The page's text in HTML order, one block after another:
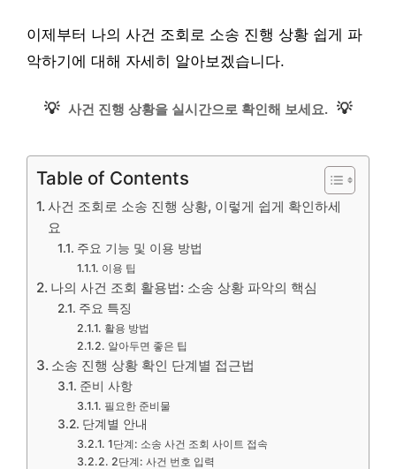
이제부터 나의 사건 조회로 소송 진행 상황 쉽게 파
악하기에 대해 자세히 알아보겠습니다.
💡 사건 진행 상황을 실시간으로 확인해 보세요. 💡
Table of Contents
사건 조회로 소송 진행 상황, 이렇게 쉽게 확인하세
요
주요 기능 및 이용 방법
이용 팁
나의 사건 조회 활용법: 소송 상황 파악의 핵심
주요 특징
활용 방법
알아두면 좋은 팁
소송 진행 상황 확인 단계별 접근법
준비 사항
필요한 준비물
단계별 안내
1단계: 소송 사건 조회 사이트 접속
2단계: 사건 번호 입력